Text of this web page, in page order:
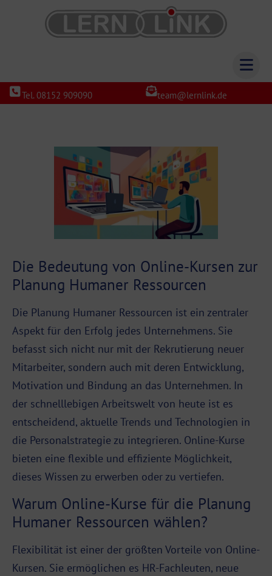
Tel. 08152 909090 team@lernlink.de
Die Bedeutung von Online-Kursen zur
Planung Humaner Ressourcen
Die Planung Humaner Ressourcen ist ein zentraler
Aspekt für den Erfolg jedes Unternehmens. Sie
befasst sich nicht nur mit der Rekrutierung neuer
Mitarbeiter, sondern auch mit deren Entwicklung,
Motivation und Bindung an das Unternehmen. In
der schnelllebigen Arbeitswelt von heute ist es
entscheidend, aktuelle Trends und Technologien in
die Personalstrategie zu integrieren. Online-Kurse
bieten eine flexible und effiziente Möglichkeit,
dieses Wissen zu erwerben oder zu vertiefen.
Warum Online-Kurse für die Planung
Humaner Ressourcen wählen?
Flexibilität ist einer der größten Vorteile von Online-
Kursen. Sie ermöglichen es HR-Fachleuten, neue